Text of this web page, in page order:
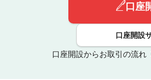
口座
口座開設
口座開設からお取引の流れ